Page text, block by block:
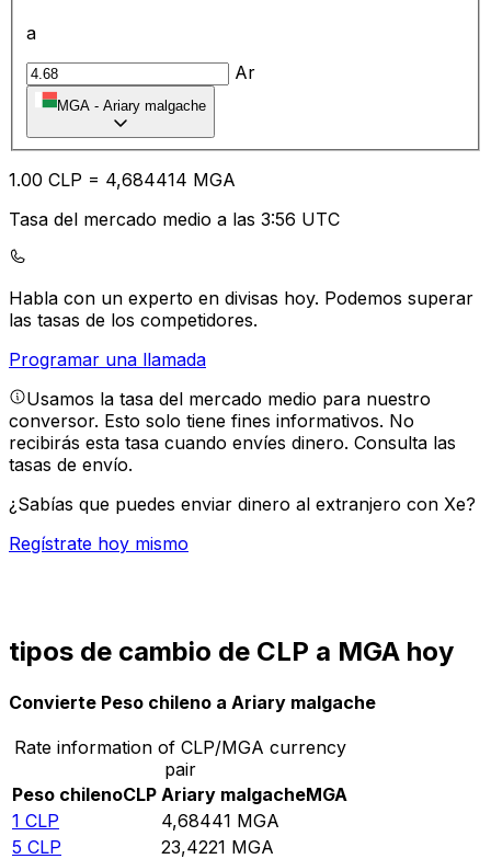
a
Ar
MGA - Ariary malgache
1.00 CLP = 4,684414 MGA
Tasa del mercado medio a las 3:56 UTC
Habla con un experto en divisas hoy. Podemos superar
las tasas de los competidores.
Programar una llamada
Usamos la tasa del mercado medio para nuestro
conversor. Esto solo tiene fines informativos. No
recibirás esta tasa cuando envíes dinero. Consulta las
tasas de envío.
¿Sabías que puedes enviar dinero al extranjero con Xe?
Regístrate hoy mismo
tipos de cambio de CLP a MGA hoy
Convierte Peso chileno a Ariary malgache
Rate information of CLP/MGA currency
pair
Peso chilenoCLP Ariary malgacheMGA
1 CLP 4,68441 MGA
5 CLP 23,4221 MGA